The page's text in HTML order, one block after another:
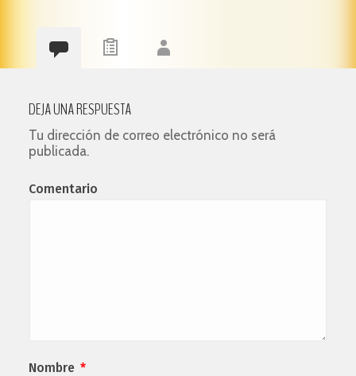
DEJA UNA RESPUESTA
Tu dirección de correo electrónico no será
publicada.
Comentario
Nombre *